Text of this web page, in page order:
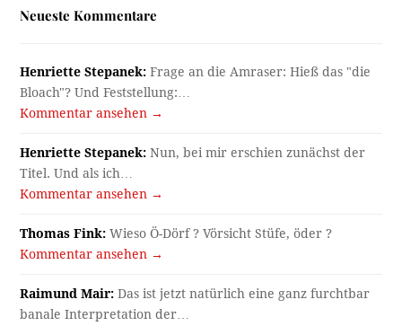
Neueste Kommentare
Henriette Stepanek: Frage an die Amraser: Hieß das "die
Bloach"? Und Feststellung:…
Kommentar ansehen →
Henriette Stepanek: Nun, bei mir erschien zunächst der
Titel. Und als ich…
Kommentar ansehen →
Thomas Fink: Wieso Ö-Dörf ? Vörsicht Stüfe, öder ?
Kommentar ansehen →
Raimund Mair: Das ist jetzt natürlich eine ganz furchtbar
banale Interpretation der…